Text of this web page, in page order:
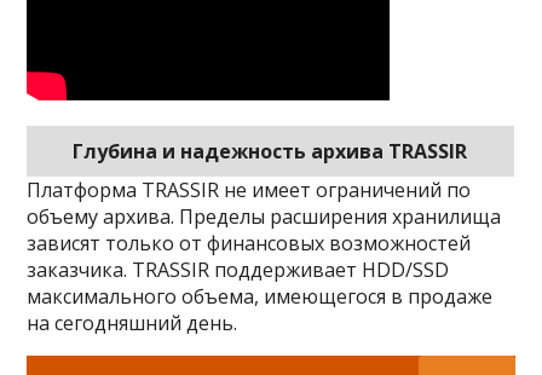
Глубина и надежность архива TRASSIR
Платформа TRASSIR не имеет ограничений по
объему архива. Пределы расширения хранилища
зависят только от финансовых возможностей
заказчика. TRASSIR поддерживает HDD/SSD
максимального объема, имеющегося в продаже
на сегодняшний день.